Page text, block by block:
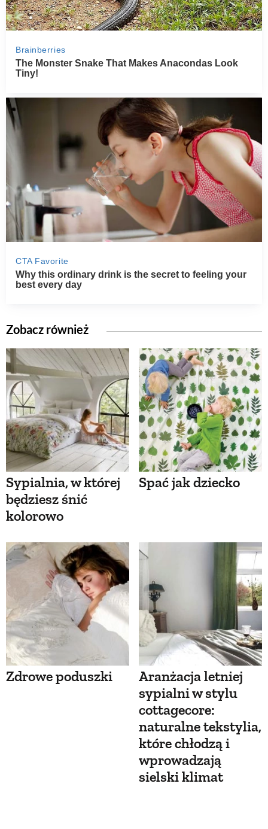
Zobacz również
Sypialnia, w której
będziesz śnić
kolorowo
Spać jak dziecko
Zdrowe poduszki
Aranżacja letniej
sypialni w stylu
cottagecore:
naturalne tekstylia,
które chłodzą i
wprowadzają
sielski klimat